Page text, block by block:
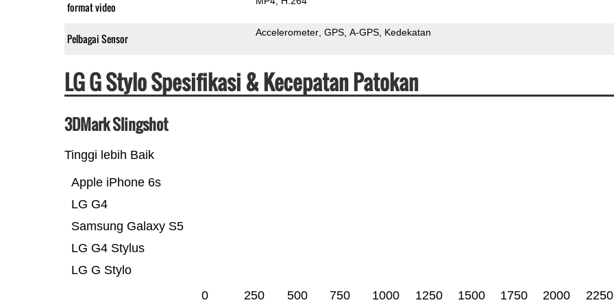
format video
Pelbagai Sensor Accelerometer GPS A-GPS Kedekatan
LG G Stylo Spesifikasi & Kecepatan Patokan
3DMark Slingshot
Tinggi lebih Baik
LG G Stylo
LG G4 Stylus
Samsung Galaxy S5
LG G4
Apple iPhone 6s
0 250 500 750 1000 1250 1500 1750 2000 2250